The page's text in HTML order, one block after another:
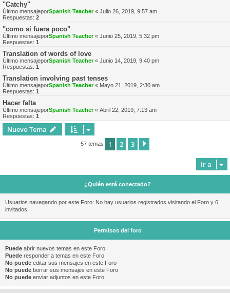
"Catchy"
Último mensajeporSpanish Teacher« Julio 26, 2019, 9:57 am
Respuestas: 2
"como si fuera poco"
Último mensajeporSpanish Teacher« Junio 25, 2019, 5:32 pm
Respuestas: 1
Translation of words of love
Último mensajeporSpanish Teacher« Junio 14, 2019, 9:40 pm
Respuestas: 1
Translation involving past tenses
Último mensajeporSpanish Teacher« Mayo 21, 2019, 2:30 am
Respuestas: 1
Hacer falta
Último mensajeporSpanish Teacher« Abril 22, 2019, 7:13 am
Respuestas: 1
Nuevo Tema
57 temas 1 2 3
Ir a
¿Quién está conectado?
Usuarios navegando por este Foro: No hay usuarios registrados visitando el Foro y 6
invitados
Permisos del foro
Puede abrir nuevos temas en este Foro
Puede responder a temas en este Foro
No puede editar sus mensajes en este Foro
No puede borrar sus mensajes en este Foro
No puede enviar adjuntos en este Foro